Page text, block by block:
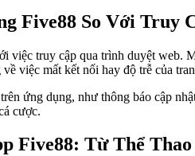
Five88 So Với Truy
truy cập qua trình duyệt web.
việc mất kết nối hay độ trễ của
ứng dụng, như thông báo cập
cược.
Five88: Từ Thể